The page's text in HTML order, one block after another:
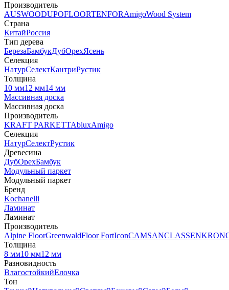
Производитель
AUSWOODUPOFLOORTENFORAmigoWood System
Страна
КитайРоссия
Тип дерева
БерезаБамбукДубОрехЯсень
Селекция
НатурСелектКантриРустик
Толщина
10 мм12 мм14 мм
Массивная доска
Массивная доска
Производитель
KRAFT PARKETTAbluxAmigo
Селекция
НатурСелектРустик
Древесина
ДубОрехБамбук
Модульный паркет
Модульный паркет
Бренд
Kochanelli
Ламинат
Ламинат
Производитель
Alpine FloorGreenwaldFloor FortIconCAMSANCLASSEN
Толщина
8 мм10 мм12 мм
Разновидность
ВлагостойкийЕлочка
Тон